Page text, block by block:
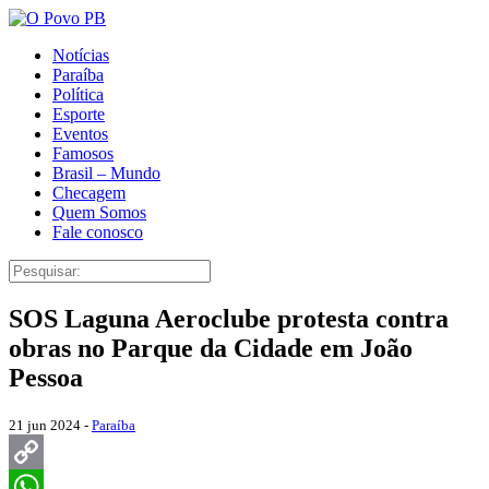
Notícias
Paraíba
Política
Esporte
Eventos
Famosos
Brasil – Mundo
Checagem
Quem Somos
Fale conosco
SOS Laguna Aeroclube protesta contra
obras no Parque da Cidade em João
Pessoa
21 jun 2024 - Paraíba